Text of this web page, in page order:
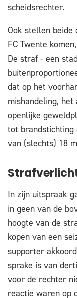
scheidsrechter.
Ook stellen
FC Twente
De straf - een
dat op het
mishandeling,
openlijke
tot brandstichting
van (slechts) 18
In zijn uitspraak
in geen van de
hoogte van de
kopen van een
supporter
sprake is van
voor de rechter
reactie waren op